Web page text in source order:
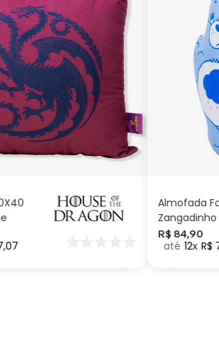
,07
ADICIONAR AO
Almofada
Zangadinho
Carinhosos
R$ 84,90
12 R$